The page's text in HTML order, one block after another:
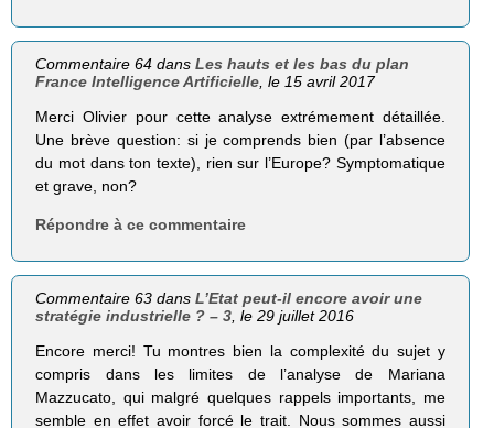
Commentaire 64 dansLes hauts et les bas du plan
France Intelligence Artificielle , le 15 avril 2017
Merci Olivier pour cette analyse extrémement détaillée.
Une brève question: si je comprends bien (par l’absence
du mot dans ton texte), rien sur l’Europe? Symptomatique
et grave, non?
Répondre à ce commentaire
Commentaire 63 dansL’Etat peut-il encore avoir une
stratégie industrielle ? – 3 , le 29 juillet 2016
Encore merci! Tu montres bien la complexité du sujet y
compris dans les limites de l’analyse de Mariana
Mazzucato, qui malgré quelques rappels importants, me
semble en effet avoir forcé le trait. Nous sommes aussi